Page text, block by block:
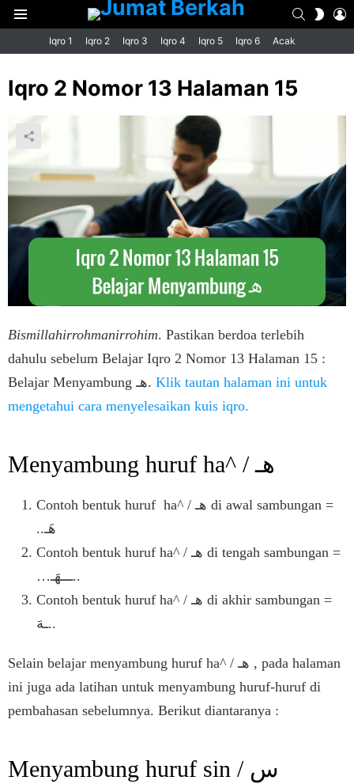
Menu
SEARCH
SKIN
Iqro 1 Iqro 2 Iqro 3 Iqro 4 Iqro 5 Iqro 6 Acak
Iqro 2 Nomor 13 Halaman 15
Bismillahirrohmanirrohim. Pastikan berdoa terlebih
dahulu sebelum Belajar Iqro 2 Nomor 13 Halaman 15 :
Belajar Menyambung هـ. Klik tautan halaman ini untuk
mengetahui cara menyelesaikan kuis iqro.
Menyambung huruf ha^ / هـ
Contoh bentuk huruf ha^ / هـ di awal sambungan =
..هَـ
Contoh bentuk huruf ha^ / هـ di tengah sambungan =
…ـــهَـ..
Contoh bentuk huruf ha^ / هـ di akhir sambungan =
ـهَ..
Selain belajar menyambung huruf ha^ / هـ , pada halaman
ini juga ada latihan untuk menyambung huruf-huruf di
pembahasan sebelumnya. Berikut diantaranya :
Menyambung huruf sin / س